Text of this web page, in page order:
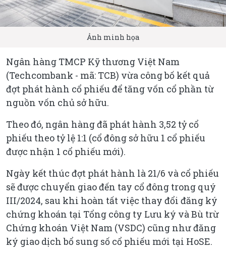
Ảnh minh họa
Ngân hàng TMCP Kỹ thương Việt Nam
(Techcombank - mã: TCB) vừa công bố kết quả
đợt phát hành cổ phiếu để tăng vốn cổ phần từ
nguồn vốn chủ sở hữu.
Theo đó, ngân hàng đã phát hành 3,52 tỷ cổ
phiếu theo tỷ lệ 1:1 (cổ đông sở hữu 1 cổ phiếu
được nhận 1 cổ phiếu mới).
Ngày kết thúc đợt phát hành là 21/6 và cổ phiếu
sẽ được chuyển giao đến tay cổ đông trong quý
III/2024, sau khi hoàn tất việc thay đổi đăng ký
chứng khoán tại Tổng công ty Lưu ký và Bù trừ
Chứng khoán Việt Nam (VSDC) cũng như đăng
ký giao dịch bổ sung số cổ phiếu mới tại HoSE.